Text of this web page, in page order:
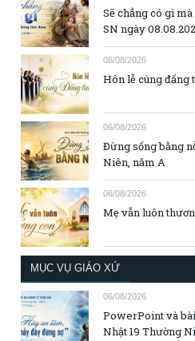
Sẽ chẳng có gì
SN ngày
06/08/2026
Hôn lễ cùng đấng
06/08/2026
Đừng sống bằng
Niên, năm A
06/08/2026
Mẹ vẫn luôn
MỤC VỤ GIÁO XỨ
06/08/2026
PowerPoint và
Nhật 19 Thường